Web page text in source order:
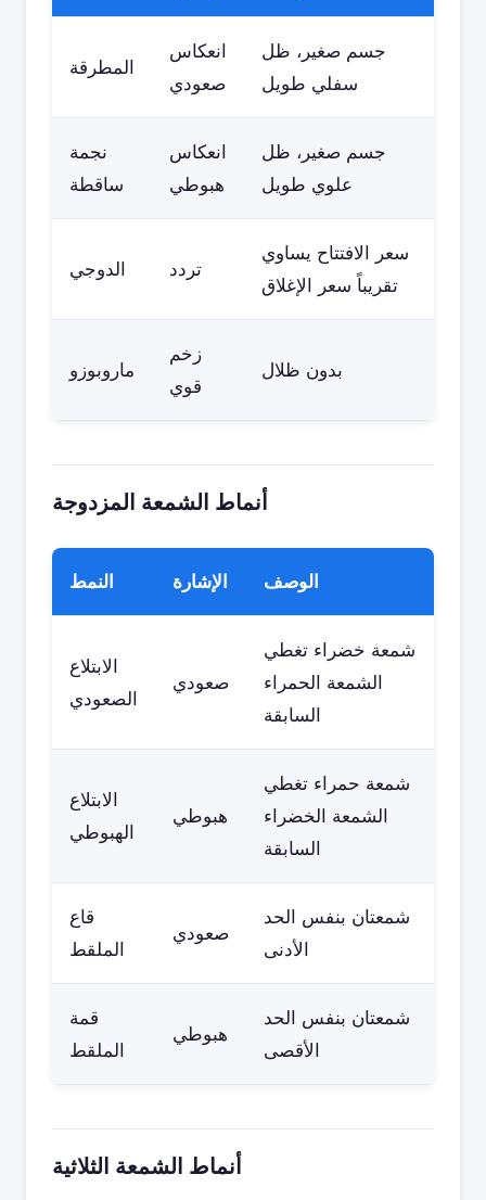
المطرقة
انعكاس
صعودي
جسم صغير، ظل
سفلي طويل
نجمة
ساقطة
انعكاس
هبوطي
جسم صغير، ظل
علوي طويل
الدوجي تردد
سعر الافتتاح يساوي
تقريباً سعر الإغلاق
ماروبوزو
زخم
قوي
بدون ظلال
أنماط الشمعة المزدوجة
النمط الإشارة الوصف
الابتلاع
الصعودي
صعودي
شمعة خضراء تغطي
الشمعة الحمراء
السابقة
الابتلاع
الهبوطي
هبوطي
شمعة حمراء تغطي
الشمعة الخضراء
السابقة
قاع
الملقط
صعودي
شمعتان بنفس الحد
الأدنى
قمة
الملقط
هبوطي
شمعتان بنفس الحد
الأقصى
أنماط الشمعة الثلاثية